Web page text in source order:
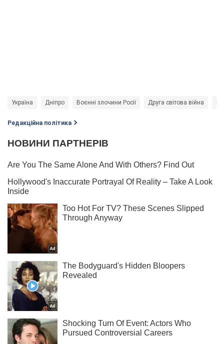
Україна Дніпро Воєнні злочини Росії Друга світова війна
Редакційна політика